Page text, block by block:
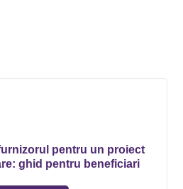
pentru un proiect
ghid pentru beneficiari